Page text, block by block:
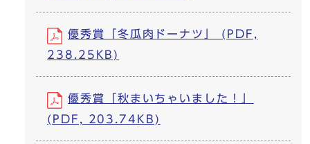
優秀賞「冬瓜肉ドーナツ」 (PDF,
238.25KB)
優秀賞「秋まいちゃいました！」
(PDF, 203.74KB)